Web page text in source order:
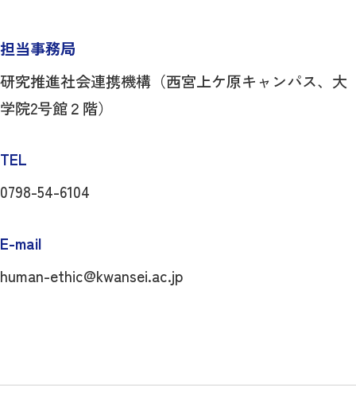
担当事務局
研究推進社会連携機構（西宮上ケ原キャンパス、大
学院2号館２階）
TEL
0798-54-6104
E-mail
human-ethic@kwansei.ac.jp